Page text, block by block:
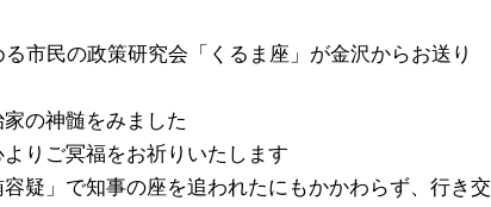
市民の政策研究会「くるま座」が金沢からお送り
の神髄をみました
りご冥福をお祈りいたします
疑」で知事の座を追われたにもかかわらず、行き交